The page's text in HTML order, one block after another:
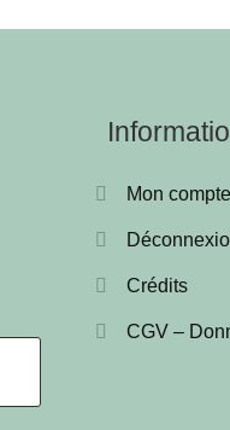
Mon compte
Crédits
CGV –